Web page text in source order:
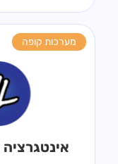
מערכות קופה